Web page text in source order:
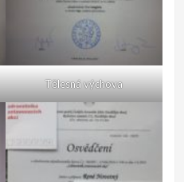
Tělesná výchova